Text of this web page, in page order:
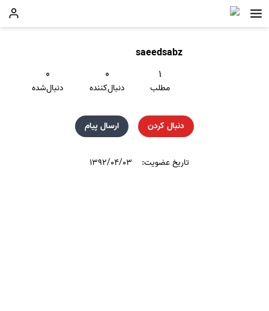
saeedsabz
۱
مطلب
۰
دنبال‌کننده
۰
دنبال‌شده
دنبال کردن ارسال پیام
تاریخ عضویت: ۱۳۹۲/۰۴/۰۳